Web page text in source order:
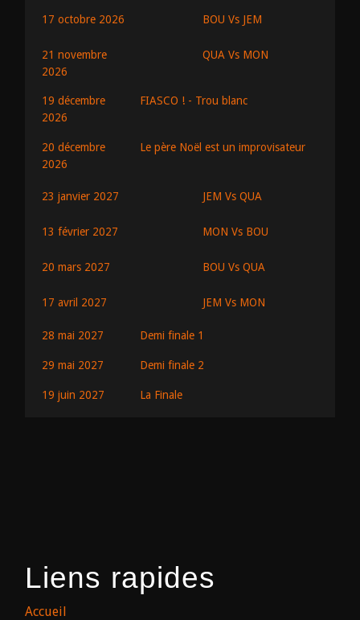
17 octobre 2026 BOU Vs JEM
21 novembre
2026
QUA Vs MON
19 décembre
2026
FIASCO ! - Trou blanc
20 décembre
2026
Le père Noël est un improvisateur
23 janvier 2027 JEM Vs QUA
13 février 2027 MON Vs BOU
20 mars 2027 BOU Vs QUA
17 avril 2027 JEM Vs MON
28 mai 2027 Demi finale 1
29 mai 2027 Demi finale 2
19 juin 2027 La Finale
Liens rapides
Accueil